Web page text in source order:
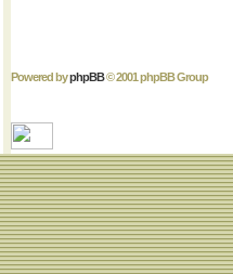
Powered byphpBB© 2001 phpBB Group